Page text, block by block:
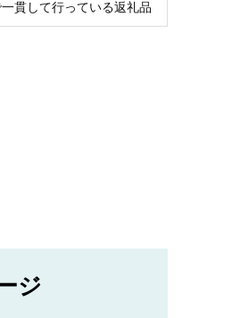
貫して行っている返礼品
ジ